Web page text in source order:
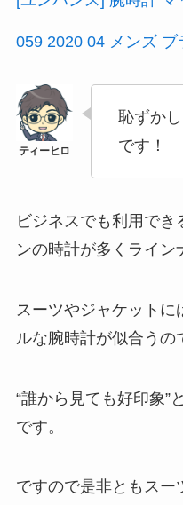
059 2020 04 メンズ ブ
恥ずか
です！
ビジネスでも利用でき
ンの時計が多くライン
スーツやジャケット
ルな腕時計が似合うの
“誰から見ても好印象”
です。
ですので是非ともスー